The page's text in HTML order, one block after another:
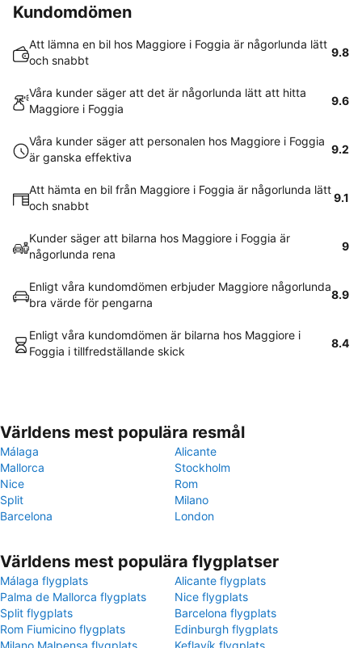
Kundomdömen
Att lämna en bil hos Maggiore i Foggia är någorlunda lätt
och snabbt
9.8
Våra kunder säger att det är någorlunda lätt att hitta
Maggiore i Foggia
9.6
Våra kunder säger att personalen hos Maggiore i Foggia
är ganska effektiva
9.2
Att hämta en bil från Maggiore i Foggia är någorlunda lätt
och snabbt
9.1
Kunder säger att bilarna hos Maggiore i Foggia är
någorlunda rena
9
Enligt våra kundomdömen erbjuder Maggiore någorlunda
bra värde för pengarna
8.9
Enligt våra kundomdömen är bilarna hos Maggiore i
Foggia i tillfredställande skick
8.4
Världens mest populära resmål
Málaga
Alicante
Mallorca
Stockholm
Nice
Rom
Split
Milano
Barcelona
London
Världens mest populära flygplatser
Málaga flygplats
Alicante flygplats
Palma de Mallorca flygplats
Nice flygplats
Split flygplats
Barcelona flygplats
Rom Fiumicino flygplats
Edinburgh flygplats
Milano Malpensa flygplats
Keflavík flygplats